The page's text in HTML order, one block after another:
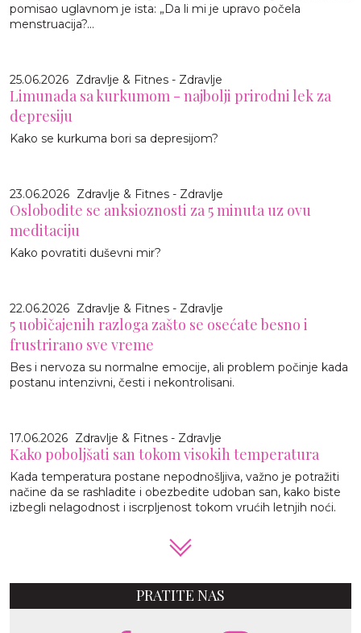
pomisao uglavnom je ista: „Da li mi je upravo počela
menstruacija?...
25.06.2026 Zdravlje & Fitnes - Zdravlje
Limunada sa kurkumom - najbolji prirodni lek za
depresiju
Kako se kurkuma bori sa depresijom?
23.06.2026 Zdravlje & Fitnes - Zdravlje
Oslobodite se anksioznosti za 5 minuta uz ovu
meditaciju
Kako povratiti duševni mir?
22.06.2026 Zdravlje & Fitnes - Zdravlje
5 uobičajenih razloga zašto se osećate besno i
frustrirano sve vreme
Bes i nervoza su normalne emocije, ali problem počinje kada
postanu intenzivni, česti i nekontrolisani.
17.06.2026 Zdravlje & Fitnes - Zdravlje
Kako poboljšati san tokom visokih temperatura
Kada temperatura postane nepodnošljiva, važno je potražiti
načine da se rashladite i obezbedite udoban san, kako biste
izbegli nelagodnost i iscrpljenost tokom vrućih letnjih noći.
PRATITE NAS